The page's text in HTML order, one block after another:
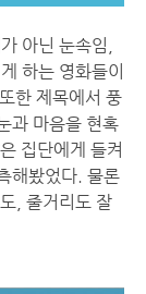
아닌 눈속임,
하는 영화들이
한 제목에서 풍
과 마음을 현혹
집단에게 들켜
해봤었다. 물론
, 줄거리도 잘